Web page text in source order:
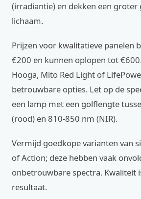
(irradiantie) en dekken een groter
lichaam.
Prijzen voor kwalitatieve panelen
€200 en kunnen oplopen tot
Hooga, Mito Red Light of
betrouwbare opties. Let op de
een lamp met een golflengte
(rood) en 810-850 nm (NIR).
Vermijd goedkope varianten van
of Action; deze hebben vaak
onbetrouwbare spectra. Kwaliteit
resultaat.